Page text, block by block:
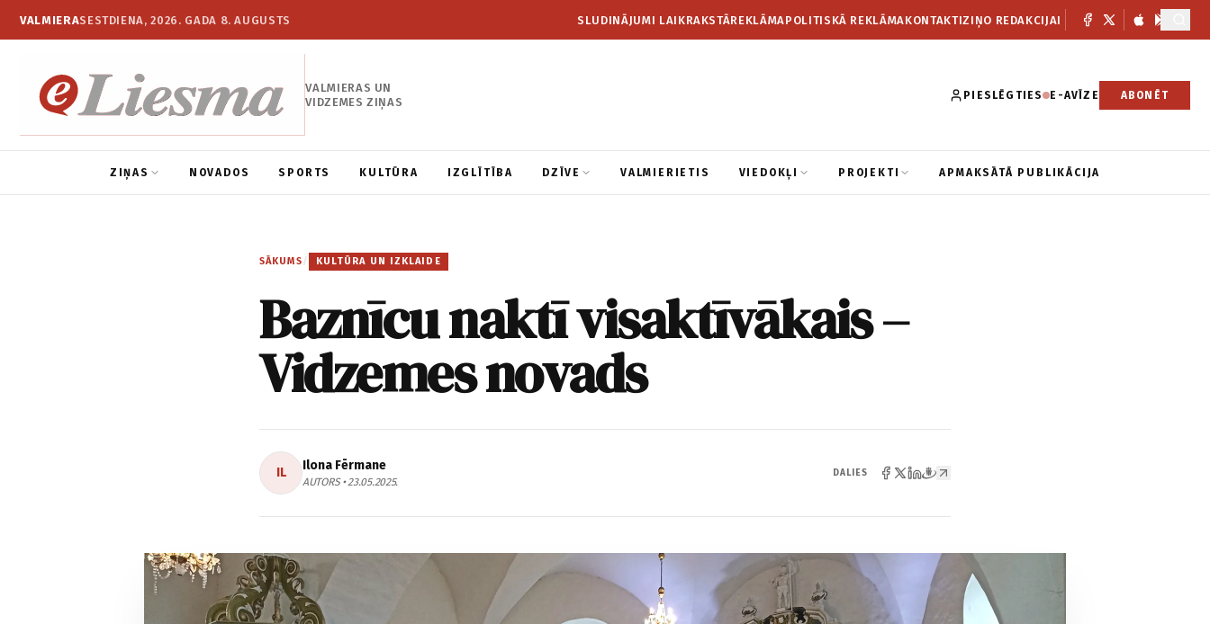
VALMIERASESTDIENA, 2026. GADA 8. AUGUSTS SLUDINĀJUMI LAIKRAKSTĀREKLĀMAPOLITISKĀ REKLĀMAKONTAKTIZIŅO REDAKCIJAI
VALMIERAS UN
VIDZEMES ZIŅAS
PIESLĒGTIES E-AVĪZE ABONĒT
ZIŅAS NOVADOS SPORTS KULTŪRA IZGLĪTĪBA DZĪVE VALMIERIETIS VIEDOKĻI PROJEKTI APMAKSĀTĀ PUBLIKĀCIJA
SĀKUMS / KULTŪRA UN IZKLAIDE
Baznīcu naktī visaktīvākais –
Vidzemes novads
IL Ilona Fērmane
AUTORS • 23.05.2025.
DALIES